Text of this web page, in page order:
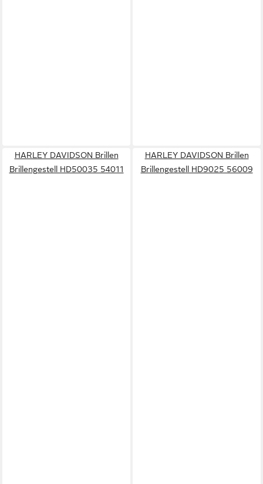
HARLEY DAVIDSON Brillen
Brillengestell HD50035 54011
HARLEY DAVIDSON Brillen
Brillengestell HD9025 56009